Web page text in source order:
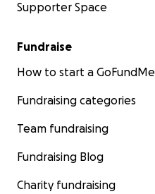
Supporter Space
Fundraise
How to start a GoFundMe
Fundraising categories
Team fundraising
Fundraising Blog
Charity fundraising